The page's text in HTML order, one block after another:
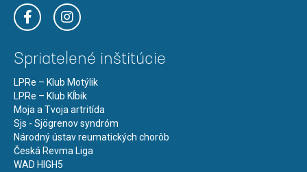
Spriatelené inštitúcie
LPRe – Klub Motýlik
LPRe – Klub Kĺbik
Moja a Tvoja artritída
Sjs - Sjögrenov syndróm
Národný ústav reumatických chorôb
Česká Revma Liga
WAD HIGH5